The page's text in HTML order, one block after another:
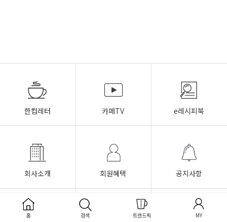
한컵레터 카페TV e레시피북
회사소개 회원혜택 공지사항
이용안내
개인정보취급방침
1:1문의
홈 검색 트렌드픽 MY